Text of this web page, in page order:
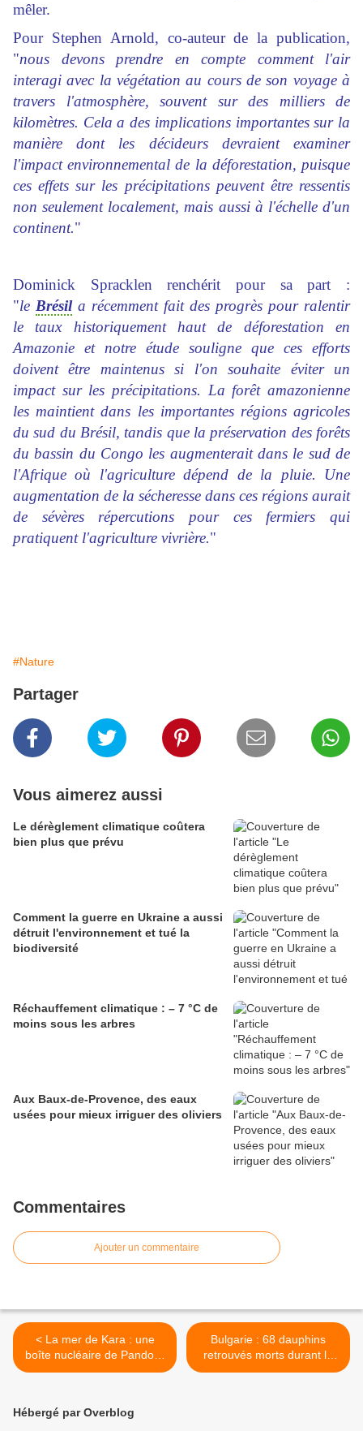
mêler.
Pour Stephen Arnold, co-auteur de la publication,
"nous devons prendre en compte comment l'air
interagi avec la végétation au cours de son voyage à
travers l'atmosphère, souvent sur des milliers de
kilomètres. Cela a des implications importantes sur la
manière dont les décideurs devraient examiner
l'impact environnemental de la déforestation, puisque
ces effets sur les précipitations peuvent être ressentis
non seulement localement, mais aussi à l'échelle d'un
continent."
Dominick Spracklen renchérit pour sa part :
"le Brésila récemment fait des progrès pour ralentir
le taux historiquement haut de déforestation en
Amazonie et notre étude souligne que ces efforts
doivent être maintenus si l'on souhaite éviter un
impact sur les précipitations. La forêt amazonienne
les maintient dans les importantes régions agricoles
du sud du Brésil, tandis que la préservation des forêts
du bassin du Congo les augmenterait dans le sud de
l'Afrique où l'agriculture dépend de la pluie. Une
augmentation de la sécheresse dans ces régions aurait
de sévères répercutions pour ces fermiers qui
pratiquent l'agriculture vivrière."
#Nature
Partager
Vous aimerez aussi
Le dérèglement climatique coûtera
bien plus que prévu
Comment la guerre en Ukraine a aussi
détruit l'environnement et tué la
biodiversité
Réchauffement climatique : – 7 °C de
moins sous les arbres
Aux Baux-de-Provence, des eaux
usées pour mieux irriguer des oliviers
Commentaires
Ajouter un commentaire
< La mer de Kara : une
boîte nucléaire de Pandore
?
Bulgarie : 68 dauphins
retrouvés morts durant la
période estivale >
Hébergé par Overblog